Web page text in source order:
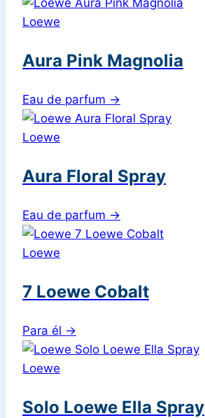
Loewe
Aura Pink Magnolia
Eau de parfum →
Loewe
Aura Floral Spray
Eau de parfum →
Loewe
7 Loewe Cobalt
Para él →
Loewe
Solo Loewe Ella Spray